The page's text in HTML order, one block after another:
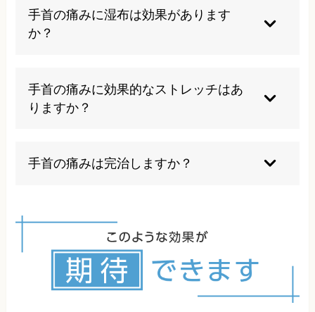
特化した腱鞘炎を指します。親指を伸ばす腱とそ
の腱鞘に炎症が起こる狭窄性腱鞘炎の代表的な疾
手首の痛みに湿布は効果があります
か？
根本的な原因を解決するものではありません。症
状が続く場合は医療機関を受診し、適切な治療を
受けることが重要です。
手首の痛みに効果的なストレッチはあ
りますか？
す。間違った方法は症状を悪化させる可能性があ
るため、専門家の指導の下で行うことが重要で
手首の痛みは完治しますか？
が期待できます。ただし、症状の程度や原因によ
って治療期間や予後は異なるため、個別の評価が
必要です。